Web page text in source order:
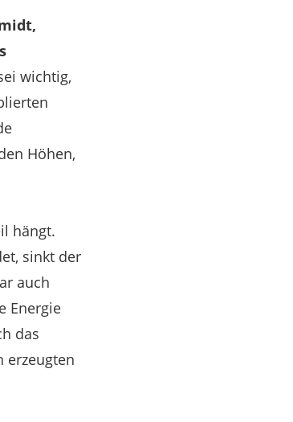
wichtig,
Höhen,
hängt.
sinkt der
auch
Energie
das
erzeugten